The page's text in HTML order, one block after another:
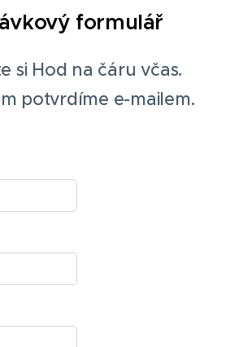
formulář
si Hod na čáru včas.
potvrdíme e-mailem.